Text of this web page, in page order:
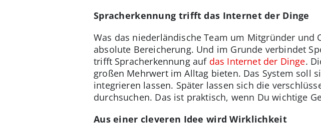
Spracherkennung trifft das Internet der Dinge
Was das niederländische Team um Mitgründer und
absolute Bereicherung. Und im Grunde verbindet
trifft Spracherkennung auf das Internet der Dinge.
großen Mehrwert im Alltag bieten. Das System soll
integrieren lassen. Später lassen sich die
durchsuchen. Das ist praktisch, wenn Du wichtige
Aus einer cleveren Idee wird Wirklichkeit